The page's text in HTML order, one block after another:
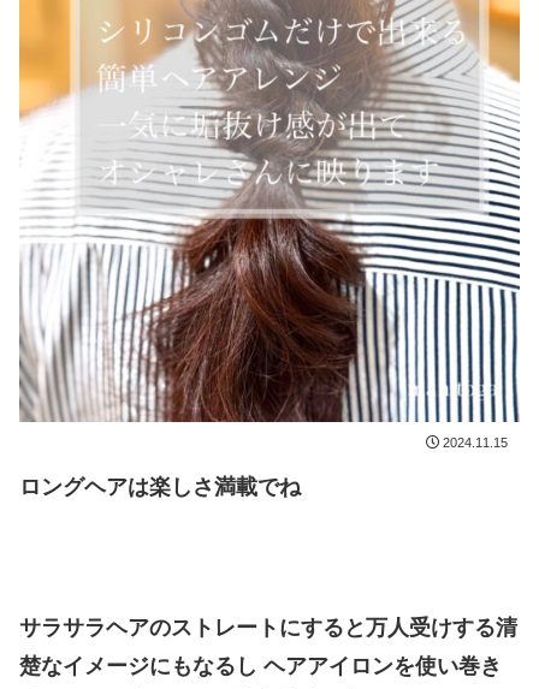
2024.11.15
ロングヘアは楽しさ満載でね
サラサラヘアのストレートにすると万人受けする清
楚なイメージにもなるし ヘアアイロンを使い巻き